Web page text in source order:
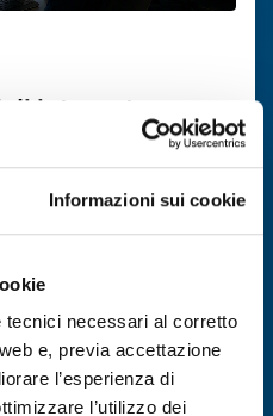
Informazioni sui cookie
necessari al corretto
e, previa accettazione
l’esperienza di
l’utilizzo dei
integrate per
di asset da
agosto 2027